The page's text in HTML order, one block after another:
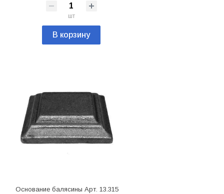
шт
В корзину
Основание балясины Арт. 13.315